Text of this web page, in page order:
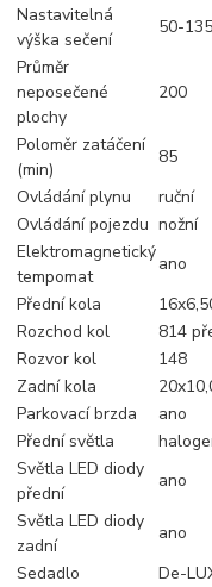
Nastavitelná
výška sečení
50-135
Průměr
neposečené
plochy
200
Poloměr zatáčení
(min)
85
Ovládání plynu
ruční
Ovládání pojezdu nožní
Elektromagnetický
tempomat
ano
Přední kola
Rozchod kol
814
Rozvor kol
148
Zadní kola
Parkovací brzda
ano
Přední světla
Světla LED diody
přední
ano
Světla LED diody
zadní
ano
Sedadlo
De-